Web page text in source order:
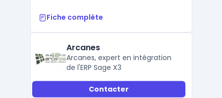
Fiche complète
Arcanes
Arcanes, expert en intégration
de l'ERP Sage X3
Contacter